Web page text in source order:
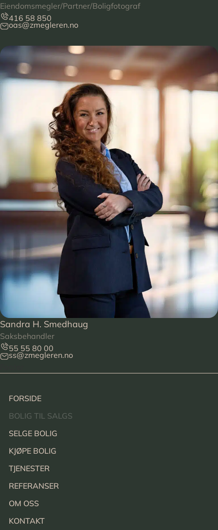
Eiendomsmegler/Partner/Boligfotograf
416 58 850
oas@zmegleren.no
Sandra H. Smedhaug
Saksbehandler
55 55 80 00
ss@zmegleren.no
FORSIDE
BOLIG TIL SALGS
SELGE BOLIG
KJØPE BOLIG
TJENESTER
REFERANSER
OM OSS
KONTAKT